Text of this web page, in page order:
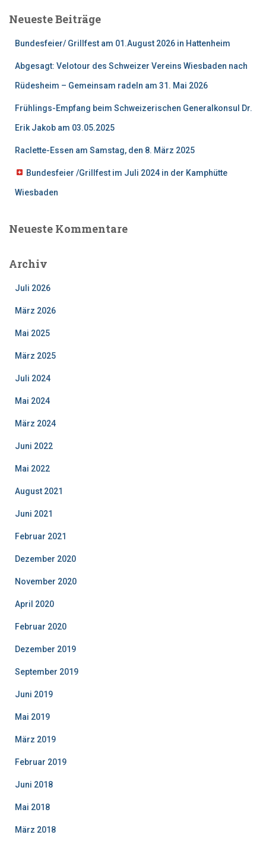
n
Neueste Beiträge
Bundesfeier/ Grillfest am 01.August 2026 in Hattenheim
Abgesagt: Velotour des Schweizer Vereins Wiesbaden nach
Rüdesheim – Gemeinsam radeln am 31. Mai 2026
Frühlings-Empfang beim Schweizerischen Generalkonsul Dr.
Erik Jakob am 03.05.2025
Raclette-Essen am Samstag, den 8. März 2025
Bundesfeier /Grillfest im Juli 2024 in der Kamphütte
Wiesbaden
Neueste Kommentare
Archiv
Juli 2026
März 2026
Mai 2025
März 2025
Juli 2024
Mai 2024
März 2024
Juni 2022
Mai 2022
August 2021
Juni 2021
Februar 2021
Dezember 2020
November 2020
April 2020
Februar 2020
Dezember 2019
September 2019
Juni 2019
Mai 2019
März 2019
Februar 2019
Juni 2018
Mai 2018
März 2018